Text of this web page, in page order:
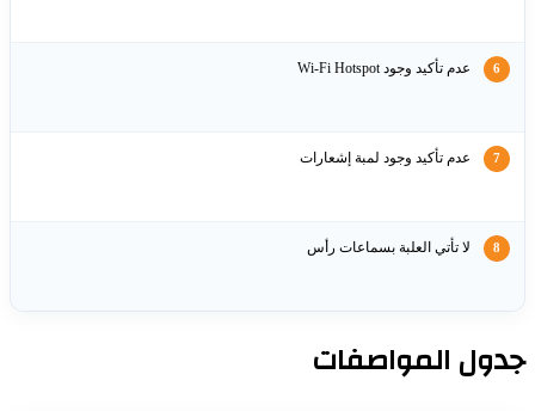
عدم تأكيد وجود Wi‑Fi Hotspot
عدم تأكيد وجود لمبة إشعارات
لا تأتي العلبة بسماعات رأس
المواصفات